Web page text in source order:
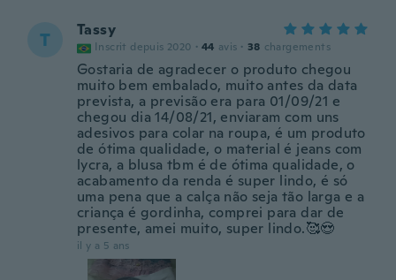
T Tassy
Inscrit depuis 2020 · 44 avis · 38 chargements
Gostaria de agradecer o produto chegou
muito bem embalado, muito antes da data
prevista, a previsão era para 01/09/21 e
chegou dia 14/08/21, enviaram com uns
adesivos para colar na roupa, é um produto
de ótima qualidade, o material é jeans com
lycra, a blusa tbm é de ótima qualidade, o
acabamento da renda é super lindo, é só
uma pena que a calça não seja tão larga e a
criança é gordinha, comprei para dar de
presente, amei muito, super lindo.🥰😍
il y a 5 ans